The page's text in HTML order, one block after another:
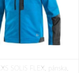
SOLIS FLEX, pánska,